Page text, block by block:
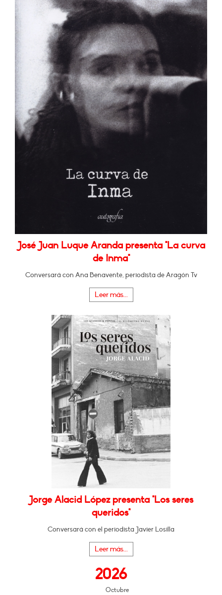
José Juan Luque Aranda presenta "La curva
de Inma"
Conversará con Ana Benavente, periodista de Aragón Tv
Leer más...
Jorge Alacid López presenta "Los seres
queridos"
Conversará con el periodista Javier Losilla
Leer más...
2026
Octubre